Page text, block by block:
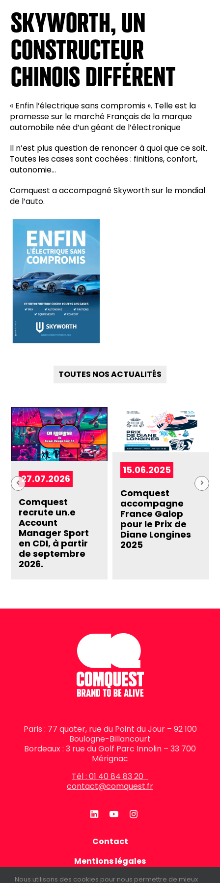
SKYWORTH, UN
CONSTRUCTEUR
CHINOIS DIFFÉRENT
« Enfin l’électrique sans compromis ». Telle est la
promesse sur le marché Français de la marque
automobile née d’un géant de l’électronique
Il n’est plus question de renoncer à quoi que ce soit.
Toutes les cases sont cochées : finitions, confort,
autonomie…
Comquest a accompagné Skyworth sur le mondial
de l’auto.
TOUTES NOS ACTUALITÉS
27.07.2026
Comquest
recrute un.e
Account
Manager Sport
en CDI, à partir
de septembre
2026.
15.06.2025
Comquest
accompagne
France Galop
pour le Prix de
Diane Longines
2025
Paris : 77 quater, rue du Point du Jour – 92 100
Boulogne-Billancourt
Bordeaux : 3 rue du Golf Parc Innolin – 33 700
Mérignac
Tél : 01 40 84 83 20
contact@comquest.fr
Contact
Mentions légales
Politique de confidentialité
Nous utilisons des cookies pour nous permettre de mieux